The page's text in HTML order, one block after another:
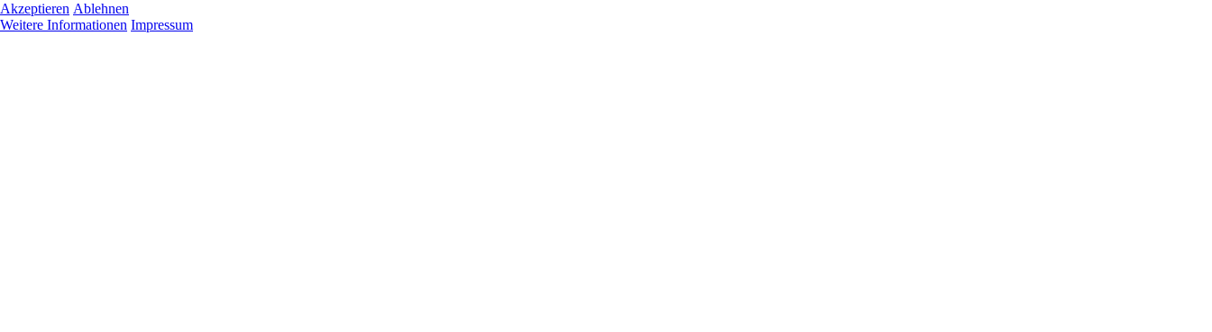
Akzeptieren Ablehnen
Weitere Informationen Impressum